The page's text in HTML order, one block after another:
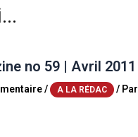
no 59 | Avril 2011
/ A LA RÉDAC / Par